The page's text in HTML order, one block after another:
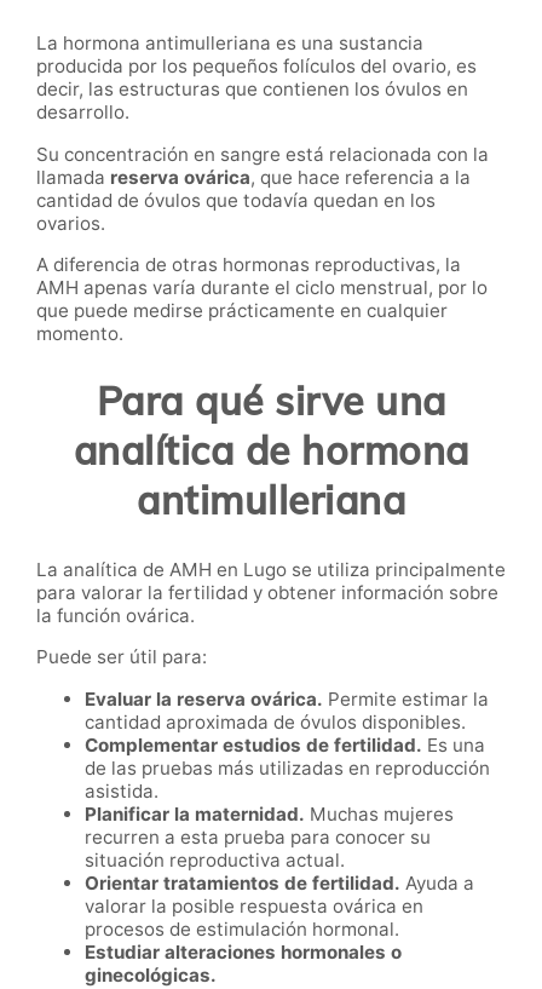
La hormona antimulleriana es una sustancia
producida por los pequeños folículos del ovario, es
decir, las estructuras que contienen los óvulos en
desarrollo.
Su concentración en sangre está relacionada con la
llamada reserva ovárica, que hace referencia a la
cantidad de óvulos que todavía quedan en los
ovarios.
A diferencia de otras hormonas reproductivas, la
AMH apenas varía durante el ciclo menstrual, por lo
que puede medirse prácticamente en cualquier
momento.
Para qué sirve una
analítica de hormona
antimulleriana
La analítica de AMH en Lugo se utiliza principalmente
para valorar la fertilidad y obtener información sobre
la función ovárica.
Puede ser útil para:
Evaluar la reserva ovárica. Permite estimar la
cantidad aproximada de óvulos disponibles.
Complementar estudios de fertilidad. Es una
de las pruebas más utilizadas en reproducción
asistida.
Planificar la maternidad. Muchas mujeres
recurren a esta prueba para conocer su
situación reproductiva actual.
Orientar tratamientos de fertilidad. Ayuda a
valorar la posible respuesta ovárica en
procesos de estimulación hormonal.
Estudiar alteraciones hormonales o
ginecológicas.